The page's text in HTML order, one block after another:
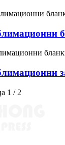
1 / 2